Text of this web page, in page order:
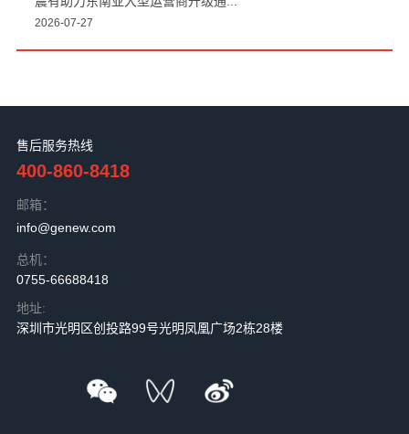
2026-07-27
售后服务热线
400-860-8418
邮箱：
info@genew.com
总机：
0755-66688418
地址:
深圳市光明区创投路99号光明凤凰广场2栋28楼